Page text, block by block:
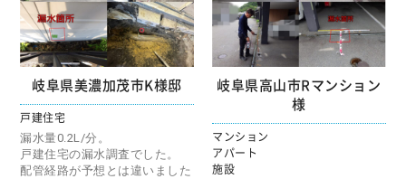
岐阜県美濃加茂市K様邸
戸建住宅
漏水量0.2L/分。
戸建住宅の漏水調査でした。
配管経路が予想とは違いました
岐阜県高山市Rマンション
様
マンション
アパート
施設